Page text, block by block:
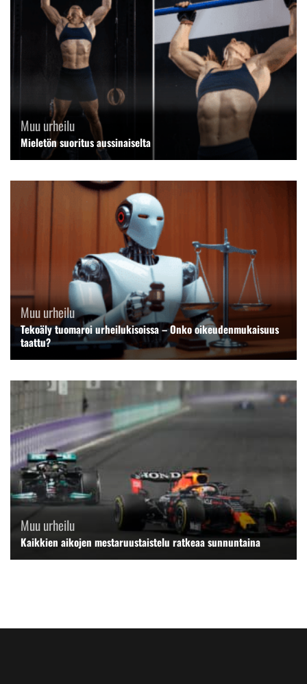
Muu urheilu
Mieletön suoritus aussinaiselta
Muu urheilu
Tekoäly tuomaroi urheilukisoissa – Onko oikeudenmukaisuus
taattu?
Muu urheilu
Kaikkien aikojen mestaruustaistelu ratkeaa sunnuntaina